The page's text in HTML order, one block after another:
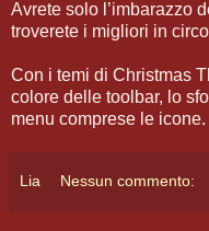
Avrete solo l’imbarazzo
troverete i migliori in
Con i temi di Christmas
colore delle toolbar, lo
menu comprese le icone.
Lia Nessun commento: